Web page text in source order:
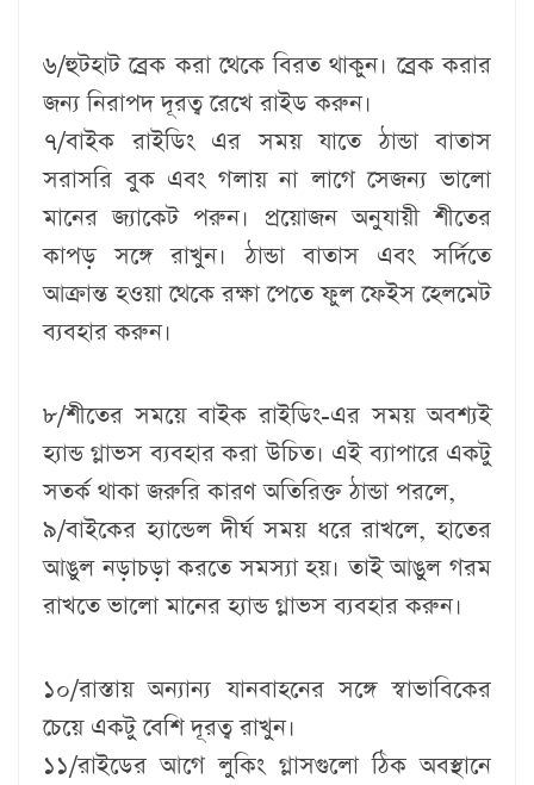
৬/হুটহাট ব্রেক করা থেকে বিরত থাকুন। ব্রেক করার
জন্য নিরাপদ দূরত্ব রেখে রাইড করুন।
৭/বাইক রাইডিং এর সময় যাতে ঠান্ডা বাতাস
সরাসরি বুক এবং গলায় না লাগে সেজন্য ভালো
মানের জ্যাকেট পরুন। প্রয়োজন অনুযায়ী শীতের
কাপড় সঙ্গে রাখুন। ঠান্ডা বাতাস এবং সর্দিতে
আক্রান্ত হওয়া থেকে রক্ষা পেতে ফুল ফেইস হেলমেট
ব্যবহার করুন।
৮/শীতের সময়ে বাইক রাইডিং-এর সময় অবশ্যই
হ্যান্ড গ্লাভস ব্যবহার করা উচিত। এই ব্যাপারে একটু
সতর্ক থাকা জরুরি কারণ অতিরিক্ত ঠান্ডা পরলে,
৯/বাইকের হ্যান্ডেল দীর্ঘ সময় ধরে রাখলে, হাতের
আঙুল নড়াচড়া করতে সমস্যা হয়। তাই আঙুল গরম
রাখতে ভালো মানের হ্যান্ড গ্লাভস ব্যবহার করুন।
১০/রাস্তায় অন্যান্য যানবাহনের সঙ্গে স্বাভাবিকের
চেয়ে একটু বেশি দূরত্ব রাখুন।
১১/রাইডের আগে লুকিং গ্লাসগুলো ঠিক অবস্থানে